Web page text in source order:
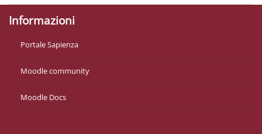
Informazioni
Portale Sapienza
Moodle community
Moodle Docs